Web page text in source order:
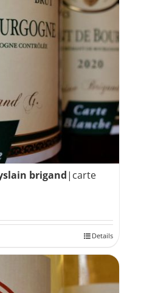
brigand|carte
Details